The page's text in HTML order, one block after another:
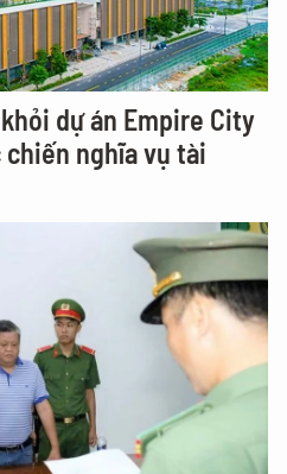
dự án Empire City
nghĩa vụ tài